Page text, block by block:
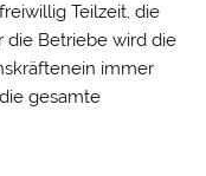
Teilzeit, die
die Betriebe wird die
immer
gesamte